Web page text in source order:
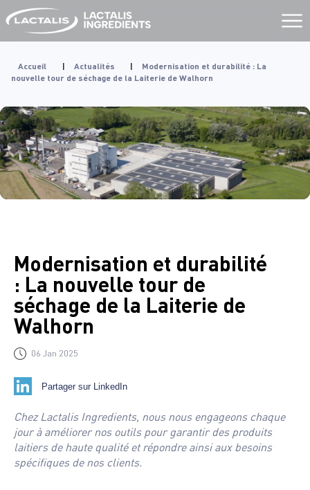
Aller
au
contenu
Accueil | Actualités |
Modernisation et durabilité : La
nouvelle tour de séchage de la Laiterie de Walhorn
Modernisation et durabilité
: La nouvelle tour de
séchage de la Laiterie de
Walhorn
06 Jan 2025
Partager sur LinkedIn
Chez Lactalis Ingredients, nous nous engageons chaque
jour à améliorer nos outils pour garantir des produits
laitiers de haute qualité et répondre ainsi aux besoins
spécifiques de nos clients.